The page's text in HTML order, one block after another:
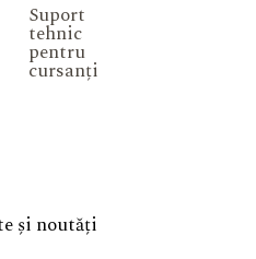
Suport
tehnic
pentru
cursanți
și noutăți